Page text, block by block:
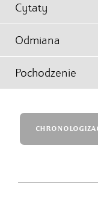
Cytaty
Odmiana
Pochodzenie